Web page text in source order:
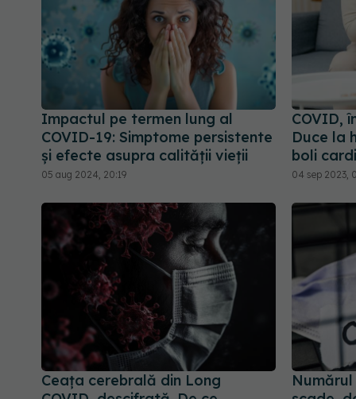
Impactul pe termen lung al
COVID-19: Simptome persistente
și efecte asupra calității vieții
05 aug 2024, 20:19
COVID,
Duce la
boli
04 sep 2023,
Ceața cerebrală din Long